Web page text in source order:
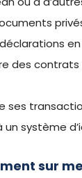
des
ses
système
sur